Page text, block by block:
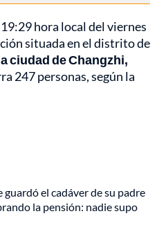
hora local del viernes
situada en el distrito de
ciudad de Changzhi,
247 personas, según la
guardó el cadáver de su padre
la pensión: nadie supo